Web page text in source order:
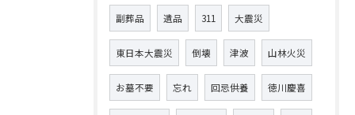
副葬品 遺品 311 大震災
東日本大震災 倒壊 津波 山林火災
お墓不要 忘れ 回忌供養 徳川慶喜